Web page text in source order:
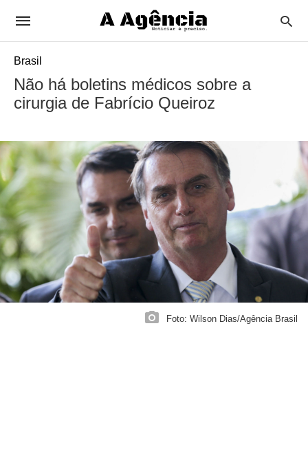
Brasil
Não há boletins médicos sobre a
cirurgia de Fabrício Queiroz
Foto: Wilson Dias/Agência Brasil